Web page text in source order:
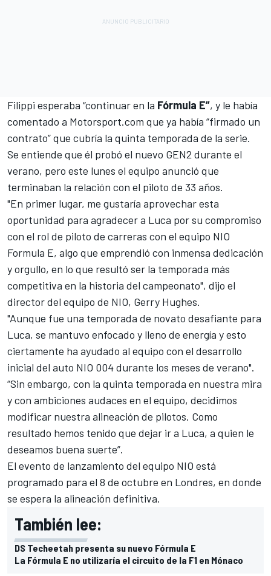
Filippi esperaba “continuar en la Fórmula E”, y le había
comentado a Motorsport.com que ya había “firmado un
contrato” que cubría la quinta temporada de la serie.
Se entiende que él probó el nuevo GEN2 durante el
verano, pero este lunes el equipo anunció que
terminaban la relación con el piloto de 33 años.
"En primer lugar, me gustaría aprovechar esta
oportunidad para agradecer a Luca por su compromiso
con el rol de piloto de carreras con el equipo NIO
Formula E, algo que emprendió con inmensa dedicación
y orgullo, en lo que resultó ser la temporada más
competitiva en la historia del campeonato", dijo el
director del equipo de NIO, Gerry Hughes.
"Aunque fue una temporada de novato desafiante para
Luca, se mantuvo enfocado y lleno de energía y esto
ciertamente ha ayudado al equipo con el desarrollo
inicial del auto NIO 004 durante los meses de verano".
“Sin embargo, con la quinta temporada en nuestra mira
y con ambiciones audaces en el equipo, decidimos
modificar nuestra alineación de pilotos. Como
resultado hemos tenido que dejar ir a Luca, a quien le
deseamos buena suerte”.
El evento de lanzamiento del equipo NIO está
programado para el 8 de octubre en Londres, en donde
se espera la alineación definitiva.
También lee:
DS Techeetah presenta su nuevo Fórmula E
La Fórmula E no utilizaría el circuito de la F1 en Mónaco